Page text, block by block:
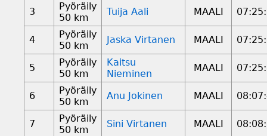
3
Pyöräily
50 km
Tuija Aali MAALI
4
Pyöräily
50 km
Jaska Virtanen MAALI
5
Pyöräily
50 km
Kaitsu
Nieminen
MAALI
6
Pyöräily
50 km
Anu Jokinen MAALI
7
Pyöräily
50 km
Sini Virtanen MAALI